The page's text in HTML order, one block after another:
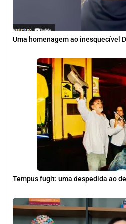
Uma homenagem ao inesquecível
Tempus fugit: uma despedida ao